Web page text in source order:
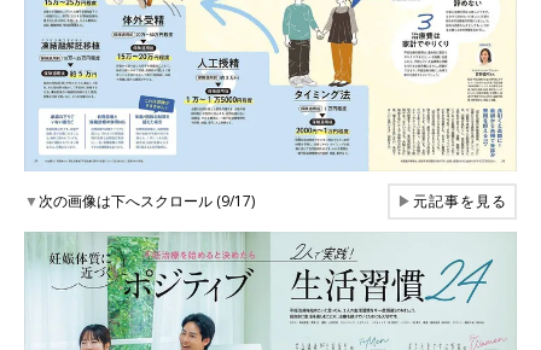
▼次の画像は下へスクロール (9/17) ▶元記事を見る